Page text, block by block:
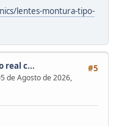
lentes-montura-tipo-
#5
real c...
de Agosto de 2026,